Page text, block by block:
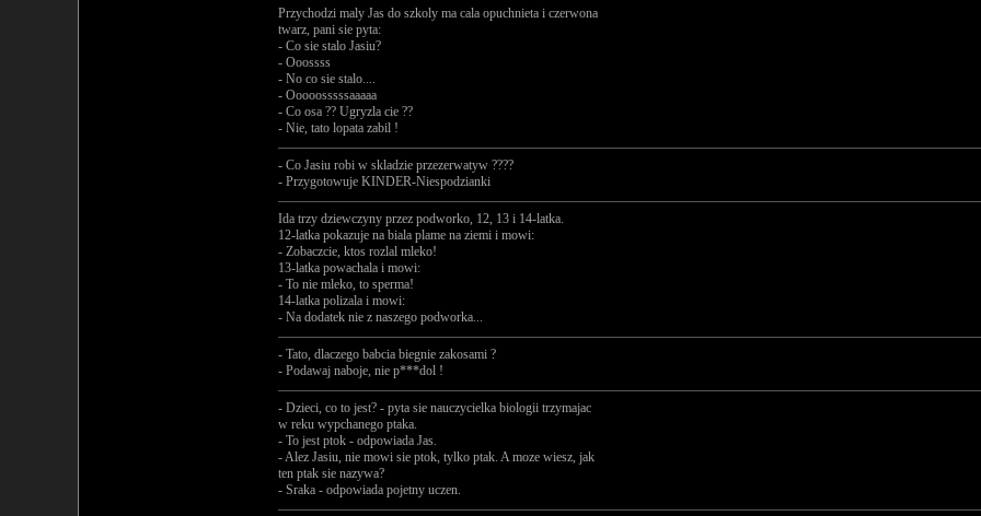
Przychodzi maly Jas do szkoly ma cala opuchnieta i czerwona
twarz, pani sie pyta:
- Co sie stalo Jasiu?
- Ooossss
- No co sie stalo....
- Ooooosssssaaaaa
- Co osa ?? Ugryzla cie ??
- Nie, tato lopata zabil !
- Co Jasiu robi w skladzie przezerwatyw ????
- Przygotowuje KINDER-Niespodzianki
Ida trzy dziewczyny przez podworko, 12, 13 i 14-latka.
12-latka pokazuje na biala plame na ziemi i mowi:
- Zobaczcie, ktos rozlal mleko!
13-latka powachala i mowi:
- To nie mleko, to sperma!
14-latka polizala i mowi:
- Na dodatek nie z naszego podworka...
- Tato, dlaczego babcia biegnie zakosami ?
- Podawaj naboje, nie p***dol !
- Dzieci, co to jest? - pyta sie nauczycielka biologii trzymajac
w reku wypchanego ptaka.
- To jest ptok - odpowiada Jas.
- Alez Jasiu, nie mowi sie ptok, tylko ptak. A moze wiesz, jak
ten ptak sie nazywa?
- Sraka - odpowiada pojetny uczen.